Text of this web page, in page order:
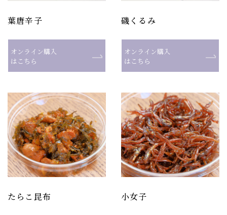
葉唐辛子
オンライン購入
はこちら
磯くるみ
オンライン購入
はこちら
たらこ昆布 小女子